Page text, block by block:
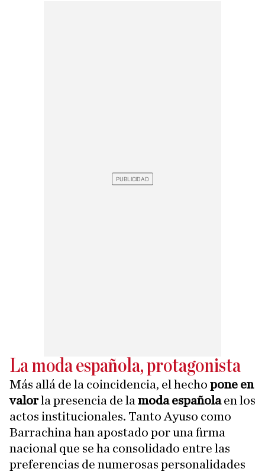
La moda española, protagonista
Más allá de la coincidencia, el hecho pone en
valorla presencia de la moda españolaen los
actos institucionales. Tanto Ayuso como
Barrachina han apostado por una firma
nacional que se ha consolidado entre las
preferencias de numerosas personalidades